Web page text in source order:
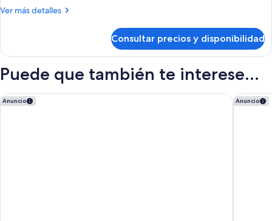
Ver más detalles
Más
estándar
habitaciones
vistas
al
Consultar precios y disponibilidad
Puede que también te interese...
Anuncio
Dreams Vista Cancun Golf & Spa Resort - All Inclusive Anuncio
Hyatt